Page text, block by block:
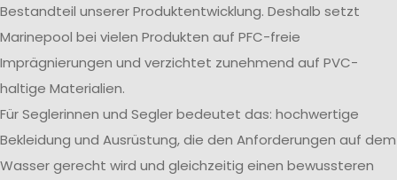
Bestandteil unserer Produktentwicklung. Deshalb setzt
Marinepool bei vielen Produkten auf PFC-freie
Imprägnierungen und verzichtet zunehmend auf PVC-
haltige Materialien.
Für Seglerinnen und Segler bedeutet das: hochwertige
Bekleidung und Ausrüstung, die den Anforderungen auf dem
Wasser gerecht wird und gleichzeitig einen bewussteren